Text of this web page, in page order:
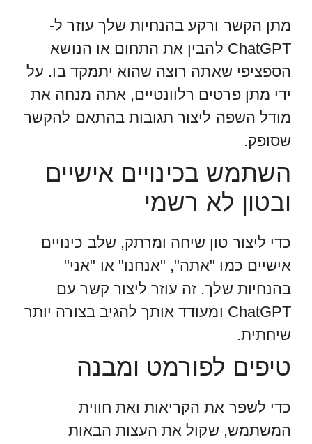
מתן הקשר ורקע בהנחיות שלך עוזר ל-
ChatGPT להבין את התחום או הנושא
הספציפי שאתה רוצה שהוא יתמקד בו. על
ידי מתן פרטים רלוונטיים, אתה מנחה את
מודל השפה ליצור תגובות בהתאם להקשר
שסופק.
השתמש בכינויים אישיים
ובטון לא רשמי
כדי ליצור טון שיחה ומרתק, שלב כינויים
אישיים כמו "אתה", "אנחנו" או "אני"
בהנחיות שלך. זה עוזר ליצור קשר עם
ChatGPT ומעודד אותך להגיב בצורה יותר
שיחתית.
טיפים לפורמט ומבנה
כדי לשפר את הקריאות ואת חווית
המשתמש, שקול את העצות הבאות